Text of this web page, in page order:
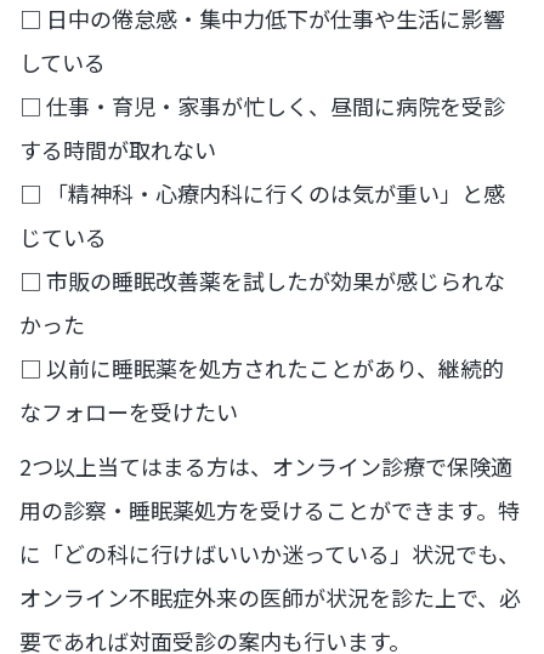
□ 日中の倦怠感・集中力低下が仕事や生活に影響
している
□ 仕事・育児・家事が忙しく、昼間に病院を受診
する時間が取れない
□ 「精神科・心療内科に行くのは気が重い」と感
じている
□ 市販の睡眠改善薬を試したが効果が感じられな
かった
□ 以前に睡眠薬を処方されたことがあり、継続的
なフォローを受けたい
2つ以上当てはまる方は、オンライン診療で保険適
用の診察・睡眠薬処方を受けることができます。特
に「どの科に行けばいいか迷っている」状況でも、
オンライン不眠症外来の医師が状況を診た上で、必
要であれば対面受診の案内も行います。